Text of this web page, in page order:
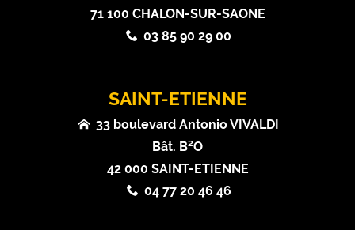
71 100 CHALON-SUR-SAONE
03 85 90 29 00
SAINT-ETIENNE
33 boulevard Antonio VIVALDI
Bât. B²O
42 000 SAINT-ETIENNE
04 77 20 46 46